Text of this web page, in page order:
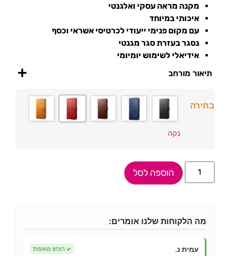
מקנה מראה עסקי ואלגנטי
איכותי במיוחד
עם מקום פנימי ייעודי לכרטיסי אשראי וכסף
נסגר בעזרת סגר מגנטי
אידיאלי לשימוש יומיומי
תיאור מורחב
בחירה
נקה
הוספה לסל
מה הלקוחות שלנו אומרים:
עמית נ. ✓ רוכש מאומת